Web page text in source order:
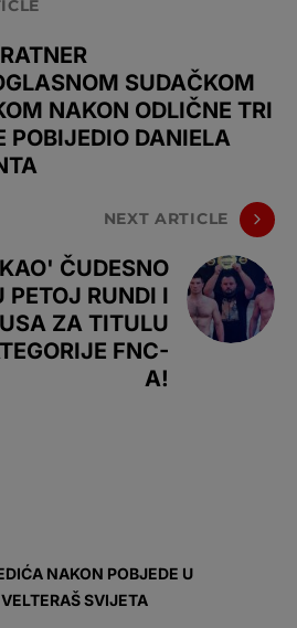
SUDAČKOM
NAKON ODLIČNE TRI
POBIJEDIO DANIELA
NEXT ARTICLE
ČUDESNO
PETOJ RUNDI I
ZA TITULU
FNC-
A!
NAKON POBJEDE U
SVIJETA